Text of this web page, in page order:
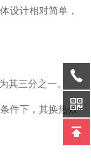
设计相对简单，
其三分之一。
件下，其换热效